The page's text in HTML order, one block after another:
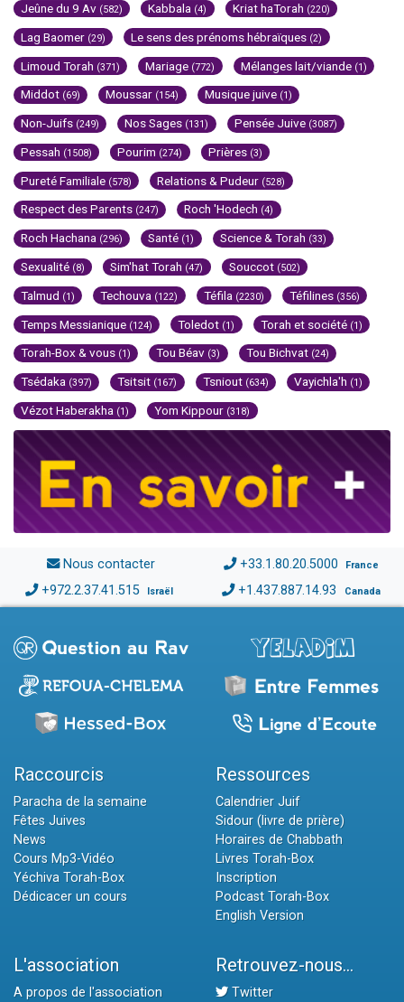
Jeûne du 9 Av (582) Kabbala (4) Kriat haTorah (220)
Lag Baomer (29) Le sens des prénoms hébraïques (2)
Limoud Torah (371) Mariage (772) Mélanges lait/viande (1)
Middot (69) Moussar (154) Musique juive (1)
Non-Juifs (249) Nos Sages (131) Pensée Juive (3087)
Pessah (1508) Pourim (274) Prières (3)
Pureté Familiale (578) Relations & Pudeur (528)
Respect des Parents (247) Roch 'Hodech (4)
Roch Hachana (296) Santé (1) Science & Torah (33)
Sexualité (8) Sim'hat Torah (47) Souccot (502)
Talmud (1) Techouva (122) Téfila (2230) Téfilines (356)
Temps Messianique (124) Toledot (1) Torah et société (1)
Torah-Box & vous (1) Tou Béav (3) Tou Bichvat (24)
Tsédaka (397) Tsitsit (167) Tsniout (634) Vayichla'h (1)
Vézot Haberakha (1) Yom Kippour (318)
Nous contacter +33.1.80.20.5000 France
+972.2.37.41.515 Israël +1.437.887.14.93 Canada
Raccourcis
Paracha de la semaine
Fêtes Juives
News
Cours Mp3-Vidéo
Yéchiva Torah-Box
Dédicacer un cours
Ressources
Calendrier Juif
Sidour (livre de prière)
Horaires de Chabbath
Livres Torah-Box
Inscription
Podcast Torah-Box
English Version
L'association
A propos de l'association
Retrouvez-nous...
Twitter